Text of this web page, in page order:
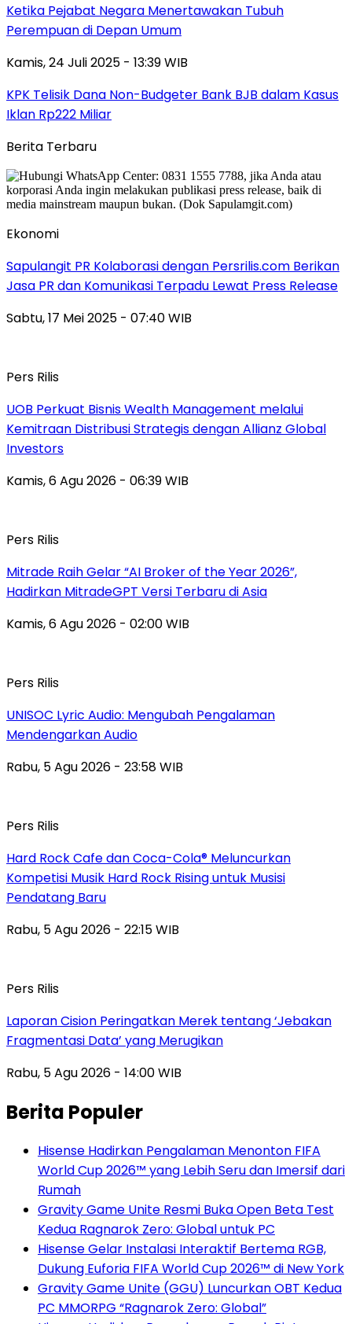
Ketika Pejabat Negara Menertawakan Tubuh
Perempuan di Depan Umum
Kamis, 24 Juli 2025 - 13:39 WIB
KPK Telisik Dana Non-Budgeter Bank BJB dalam Kasus
Iklan Rp222 Miliar
Berita Terbaru
Ekonomi
Sapulangit PR Kolaborasi dengan Persrilis.com Berikan
Jasa PR dan Komunikasi Terpadu Lewat Press Release
Sabtu, 17 Mei 2025 - 07:40 WIB
Pers Rilis
UOB Perkuat Bisnis Wealth Management melalui
Kemitraan Distribusi Strategis dengan Allianz Global
Investors
Kamis, 6 Agu 2026 - 06:39 WIB
Pers Rilis
Mitrade Raih Gelar “AI Broker of the Year 2026”,
Hadirkan MitradeGPT Versi Terbaru di Asia
Kamis, 6 Agu 2026 - 02:00 WIB
Pers Rilis
UNISOC Lyric Audio: Mengubah Pengalaman
Mendengarkan Audio
Rabu, 5 Agu 2026 - 23:58 WIB
Pers Rilis
Hard Rock Cafe dan Coca-Cola® Meluncurkan
Kompetisi Musik Hard Rock Rising untuk Musisi
Pendatang Baru
Rabu, 5 Agu 2026 - 22:15 WIB
Pers Rilis
Laporan Cision Peringatkan Merek tentang ‘Jebakan
Fragmentasi Data’ yang Merugikan
Rabu, 5 Agu 2026 - 14:00 WIB
Berita Populer
Hisense Hadirkan Pengalaman Menonton FIFA
World Cup 2026™ yang Lebih Seru dan Imersif dari
Rumah
Gravity Game Unite Resmi Buka Open Beta Test
Kedua Ragnarok Zero: Global untuk PC
Hisense Gelar Instalasi Interaktif Bertema RGB,
Dukung Euforia FIFA World Cup 2026™ di New York
Gravity Game Unite (GGU) Luncurkan OBT Kedua
PC MMORPG “Ragnarok Zero: Global”